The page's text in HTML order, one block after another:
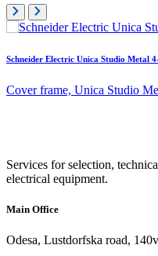
Schneider Electric Unica Studio Metal
Cover frame, Unica Studio
Services for selection,
electrical equipment.
Main Office
Odesa, Lustdorfska road, 140v